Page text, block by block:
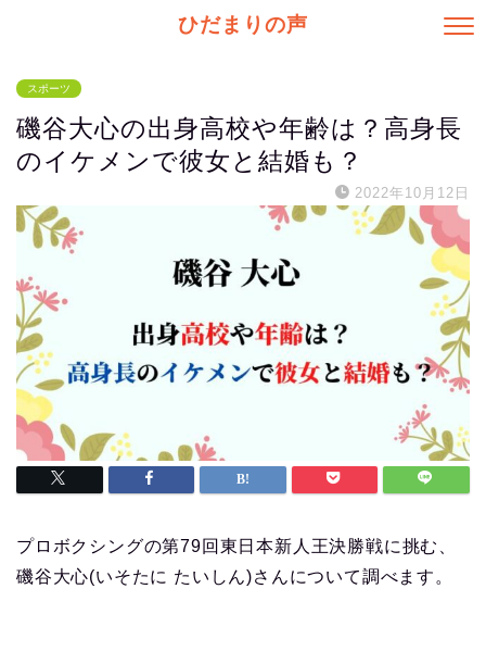
ひだまりの声
スポーツ
磯谷大心の出身高校や年齢は？高身長
のイケメンで彼女と結婚も？
2022年10月12日
プロボクシングの第79回東日本新人王決勝戦に挑む、
磯谷大心(いそたに たいしん)さんについて調べます。